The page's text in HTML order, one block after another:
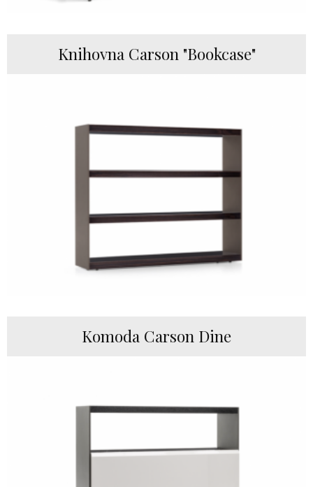
Knihovna Carson "Bookcase"
Komoda Carson Dine